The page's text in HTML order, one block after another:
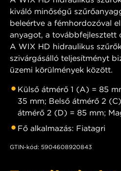
kiváló minőségű
beleértve a fémhordozóval
anyagot, a továbbfejlesztett
A WIX HD hidraulikus
szivárgásálló teljesítményt
üzemi körülmények között.
Külső átmérő 1 (A) = 85
35 mm; Belső átmérő 2
átmérő 2 (D) = 85 mm;
Fő alkalmazás: Fiatagri
GTIN-kód: 5904608920843